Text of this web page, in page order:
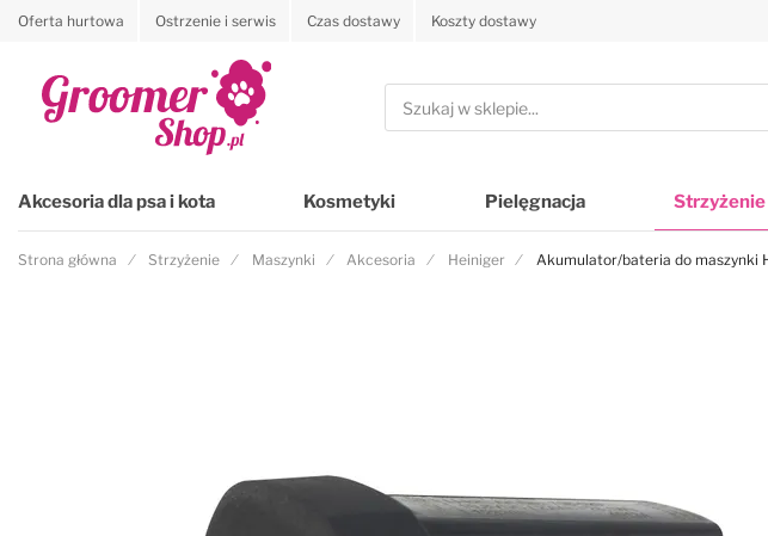
Oferta hurtowa Ostrzenie i serwis Czas dostawy Koszty dostawy
Szukaj
Akcesoria dla psa i kota Kosmetyki Pielęgnacja Strzyżenie
Strona główna Strzyżenie Maszynki Akcesoria Heiniger Akumulator/bateria do maszynki